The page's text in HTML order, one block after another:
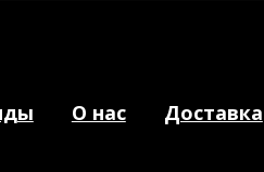
О нас Доставка